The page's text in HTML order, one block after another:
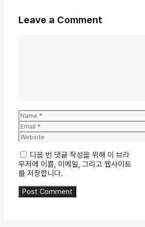
Leave a Comment
Name
Email
Website
다음 번 댓글 작성을 위해 이 브라
우저에 이름, 이메일, 그리고 웹사이트
를 저장합니다.